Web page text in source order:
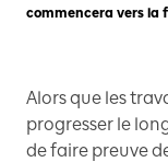
commencera vers la
Alors que les
progresser le
de faire preuve